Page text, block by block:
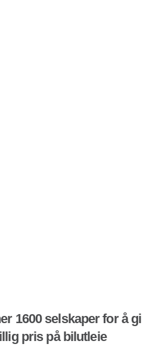
1600 selskaper for å gi
pris på bilutleie